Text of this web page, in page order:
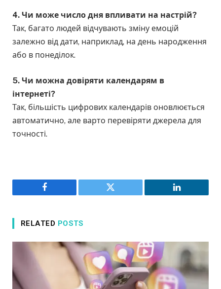
4. Чи може число дня впливати на настрій?
Так, багато людей відчувають зміну емоцій
залежно від дати, наприклад, на день народження
або в понеділок.
5. Чи можна довіряти календарям в
інтернеті?
Так, більшість цифрових календарів оновлюється
автоматично, але варто перевіряти джерела для
точності.
Facebook Twitter LinkedIn
RELATED POSTS